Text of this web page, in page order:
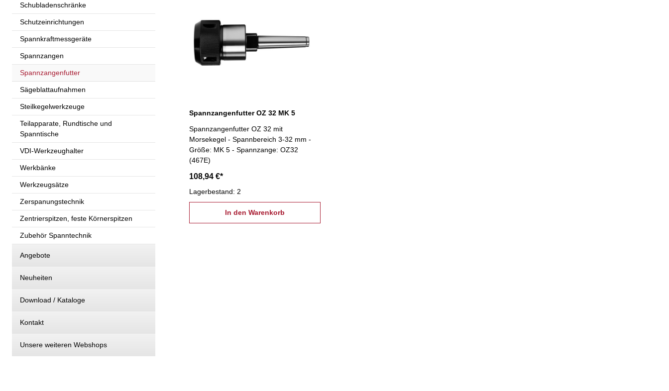
Schubladenschränke
Schutzeinrichtungen
Spannkraftmessgeräte
Spannzangen
Spannzangenfutter
Sägeblattaufnahmen
Steilkegelwerkzeuge
Teilapparate, Rundtische und
Spanntische
VDI-Werkzeughalter
Werkbänke
Werkzeugsätze
Zerspanungstechnik
Zentrierspitzen, feste Körnerspitzen
Zubehör Spanntechnik
Angebote
Neuheiten
Download / Kataloge
Kontakt
Unsere weiteren Webshops
Spannzangenfutter OZ 32 MK 5
Spannzangenfutter OZ 32 mit
Morsekegel - Spannbereich 3-32 mm -
Größe: MK 5 - Spannzange: OZ32
(467E)
108,94 €*
Lagerbestand: 2
In den Warenkorb